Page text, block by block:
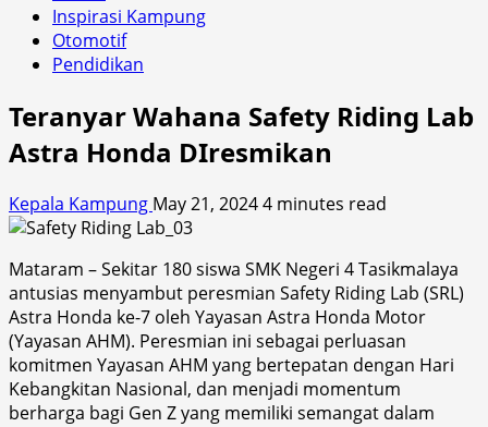
Inspirasi Kampung
Otomotif
Pendidikan
Teranyar Wahana Safety Riding Lab
Astra Honda DIresmikan
Kepala Kampung May 21, 20244 minutes read
Mataram – Sekitar 180 siswa SMK Negeri 4 Tasikmalaya
antusias menyambut peresmian Safety Riding Lab (SRL)
Astra Honda ke-7 oleh Yayasan Astra Honda Motor
(Yayasan AHM). Peresmian ini sebagai perluasan
komitmen Yayasan AHM yang bertepatan dengan Hari
Kebangkitan Nasional, dan menjadi momentum
berharga bagi Gen Z yang memiliki semangat dalam